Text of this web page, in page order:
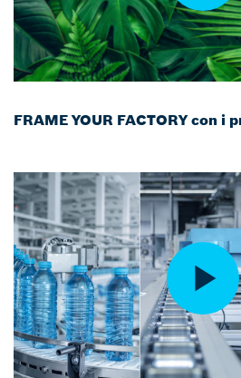
FRAME YOUR FACTORY con